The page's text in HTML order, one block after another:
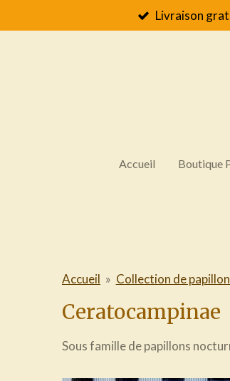
au
Livraison
Accueil Boutique
Accueil » Collection de
Ceratocampinae
Sous famille de papillons